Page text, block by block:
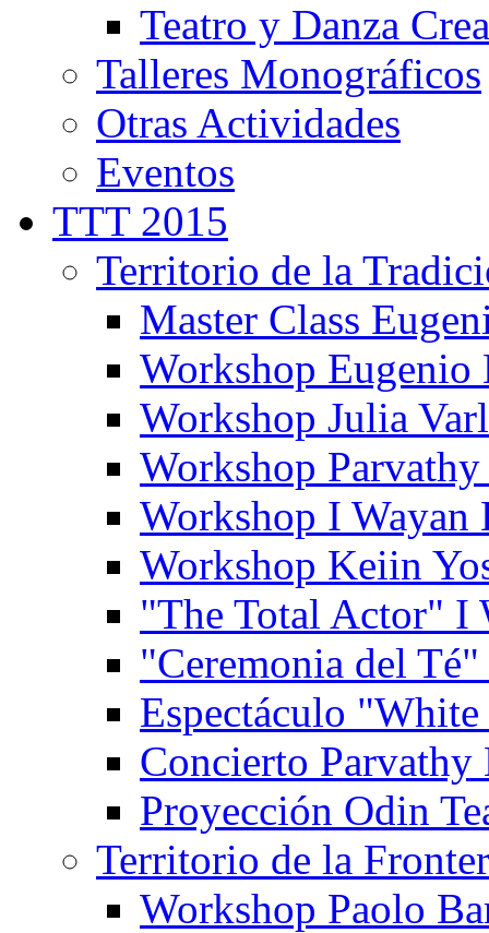
Teatro y Danza
Talleres Monográficos
Otras Actividades
Eventos
TTT 2015
Territorio de la
Master Class
Workshop Eugenio
Workshop Julia
Workshop
Workshop I Wayan
Workshop Keiin
"The Total Actor" I
"Ceremonia del
Espectáculo
Concierto Parvathy
Proyección Odin
Territorio de la
Workshop Paolo